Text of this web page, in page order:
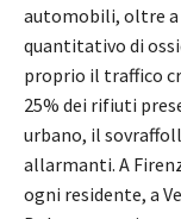
automobili, oltre
quantitativo di
proprio il traffico
25% dei rifiuti
urbano, il
allarmanti. A
ogni residente, a